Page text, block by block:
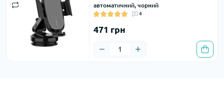
автоматичний, чорний
4
471 грн